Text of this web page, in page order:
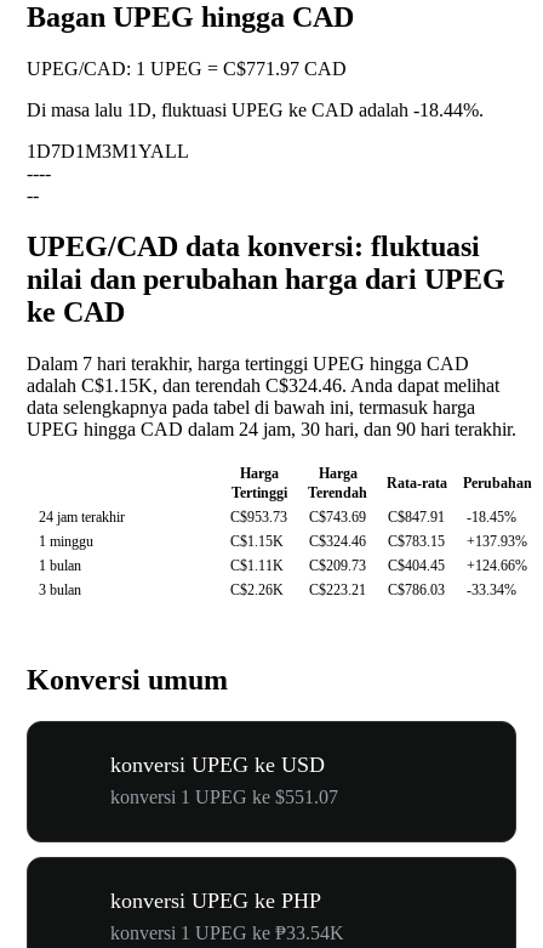
Bagan UPEG hingga CAD
UPEG/CAD: 1 UPEG = C$771.97 CAD
Di masa lalu 1D, fluktuasi UPEG ke CAD adalah -18.44%.
1D7D1M3M1YALL
----
--
UPEG/CAD data konversi: fluktuasi
nilai dan perubahan harga dari UPEG
ke CAD
Dalam 7 hari terakhir, harga tertinggi UPEG hingga CAD
adalah C$1.15K, dan terendah C$324.46. Anda dapat melihat
data selengkapnya pada tabel di bawah ini, termasuk harga
UPEG hingga CAD dalam 24 jam, 30 hari, dan 90 hari terakhir.
Harga
Tertinggi
Harga
Terendah
Rata-rata
Perubahan
24 jam terakhir
C$953.73 C$743.69 C$847.91
-18.45%
1 minggu
C$1.15K C$324.46 C$783.15
+137.93%
1 bulan
C$1.11K C$209.73 C$404.45
+124.66%
3 bulan
C$2.26K C$223.21 C$786.03 -33.34%
Konversi umum
konversi UPEG ke USD
konversi 1 UPEG ke $551.07
konversi UPEG ke PHP
konversi 1 UPEG ke ₱33.54K